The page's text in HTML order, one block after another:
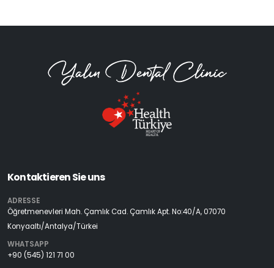
Kontaktieren Sie uns
ADRESSE
Öğretmenevleri Mah. Çamlık Cad. Çamlık Apt. No:40/A, 07070
Konyaaltı/Antalya/Türkei
WHATSAPP
+90 (545) 121 71 00